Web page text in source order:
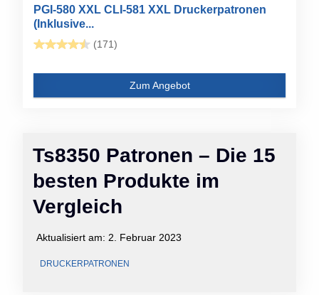
Ts8350 Patronen – Die 15
besten Produkte im
Vergleich
Aktualisiert am: 2. Februar 2023
DRUCKERPATRONEN
PGI-580 XXL CLI-581 XXL Druckerpatronen
(Inklusive...
(171)
Zum Angebot